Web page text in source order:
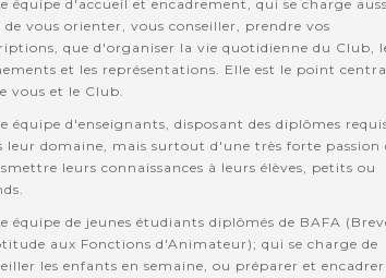
équipe d'accueil et encadrement, qui se charge
de vous orienter, vous conseiller, prendre vos
que d'organiser la vie quotidienne du Club,
et les représentations. Elle est le point
vous et le Club.
équipe d'enseignants, disposant des diplômes
leur domaine, mais surtout d'une très forte passion
leurs connaissances à leurs élèves, petits ou
équipe de jeunes étudiants diplômés de BAFA
aux Fonctions d'Animateur); qui se charge de
les enfants en semaine, ou préparer et encadrer